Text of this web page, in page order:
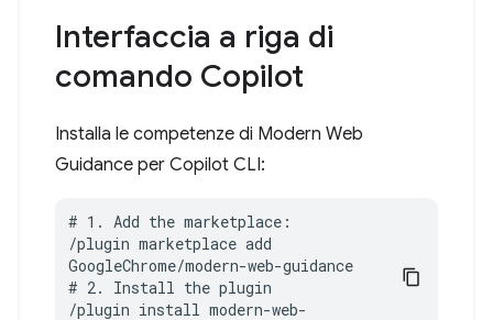
Interfaccia a riga di
comando Copilot
Installa le competenze di Modern Web
Guidance per Copilot CLI:
# 1. Add the marketplace:
/plugin marketplace add
GoogleChrome/modern-web-guidance
# 2. Install the plugin
/plugin install modern-web-